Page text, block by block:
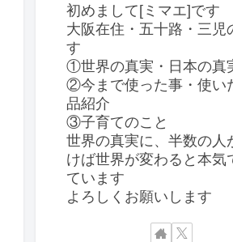
初めまして[ミマエ]です
大阪在住・五十路・三児
す
①世界の真実・日本の真
②今まで使った事・使い
品紹介
③子育てのこと
世界の真実に、半数の人
けば世界が変わると本気
ています
よろしくお願いします